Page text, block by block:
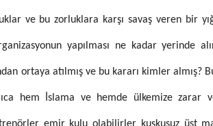
ve bu zorluklara karşı savaş veren bir
yapılması ne kadar yerinde
ortaya atılmış ve bu kararı kimler almış?
hem İslama ve hemde ülkemize zarar